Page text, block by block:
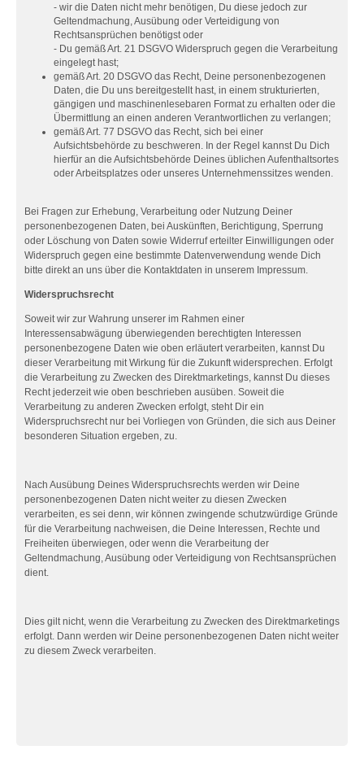
- wir die Daten nicht mehr benötigen, Du diese jedoch zur
Geltendmachung, Ausübung oder Verteidigung von
Rechtsansprüchen benötigst oder
- Du gemäß Art. 21 DSGVO Widerspruch gegen die Verarbeitung
eingelegt hast;
gemäß Art. 20 DSGVO das Recht, Deine personenbezogenen
Daten, die Du uns bereitgestellt hast, in einem strukturierten,
gängigen und maschinenlesebaren Format zu erhalten oder die
Übermittlung an einen anderen Verantwortlichen zu verlangen;
gemäß Art. 77 DSGVO das Recht, sich bei einer
Aufsichtsbehörde zu beschweren. In der Regel kannst Du Dich
hierfür an die Aufsichtsbehörde Deines üblichen Aufenthaltsortes
oder Arbeitsplatzes oder unseres Unternehmenssitzes wenden.
Bei Fragen zur Erhebung, Verarbeitung oder Nutzung Deiner
personenbezogenen Daten, bei Auskünften, Berichtigung, Sperrung
oder Löschung von Daten sowie Widerruf erteilter Einwilligungen oder
Widerspruch gegen eine bestimmte Datenverwendung wende Dich
bitte direkt an uns über die Kontaktdaten in unserem Impressum.
Widerspruchsrecht
Soweit wir zur Wahrung unserer im Rahmen einer
Interessensabwägung überwiegenden berechtigten Interessen
personenbezogene Daten wie oben erläutert verarbeiten, kannst Du
dieser Verarbeitung mit Wirkung für die Zukunft widersprechen. Erfolgt
die Verarbeitung zu Zwecken des Direktmarketings, kannst Du dieses
Recht jederzeit wie oben beschrieben ausüben. Soweit die
Verarbeitung zu anderen Zwecken erfolgt, steht Dir ein
Widerspruchsrecht nur bei Vorliegen von Gründen, die sich aus Deiner
besonderen Situation ergeben, zu.
Nach Ausübung Deines Widerspruchsrechts werden wir Deine
personenbezogenen Daten nicht weiter zu diesen Zwecken
verarbeiten, es sei denn, wir können zwingende schutzwürdige Gründe
für die Verarbeitung nachweisen, die Deine Interessen, Rechte und
Freiheiten überwiegen, oder wenn die Verarbeitung der
Geltendmachung, Ausübung oder Verteidigung von Rechtsansprüchen
dient.
Dies gilt nicht, wenn die Verarbeitung zu Zwecken des Direktmarketings
erfolgt. Dann werden wir Deine personenbezogenen Daten nicht weiter
zu diesem Zweck verarbeiten.